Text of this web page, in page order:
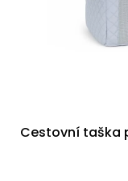
Cestovní taška